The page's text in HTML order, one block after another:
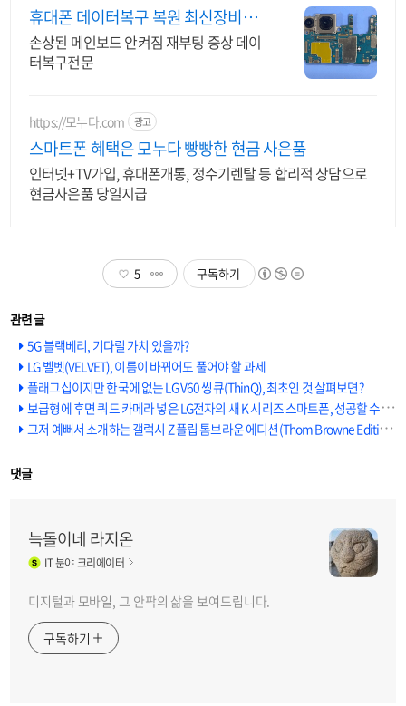
휴대폰 데이터복구 복원 최신장비와
정품부품 당일수리
손상된 메인보드 안켜짐 재부팅 증상 데이
터복구전문
https://모누다.com 광고
스마트폰 혜택은 모누다 빵빵한 현금 사은품
인터넷+TV가입, 휴대폰개통, 정수기렌탈 등 합리적 상담으로
현금사은품 당일지급
5 구독하기
5G 블랙베리, 기다릴 가치 있을까?
LG 벨벳(VELVET), 이름이 바뀌어도 풀어야 할 과제
플래그십이지만 한국에 없는 LG V60 씽큐(ThinQ), 최초인 것 살펴보면?
보급형에 후면 쿼드 카메라 넣은 LG전자의 새 K 시리즈 스마트폰, 성공할 수 있을까?
그저 예뻐서 소개하는 갤럭시 Z 플립 톰브라운 에디션(Thom Browne Edition)
댓글
늑돌이네 라지온
IT분야 크리에이터
디지털과 모바일, 그 안팎의 삶을 보여드립니다.
구독하기